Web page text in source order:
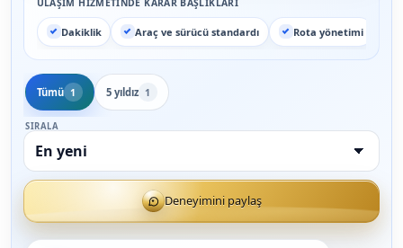
Dakiklik Araç ve sürücü standardı Rota yönetimi
Tümü 1 5 yıldız 1
SIRALA
Deneyimini paylaş